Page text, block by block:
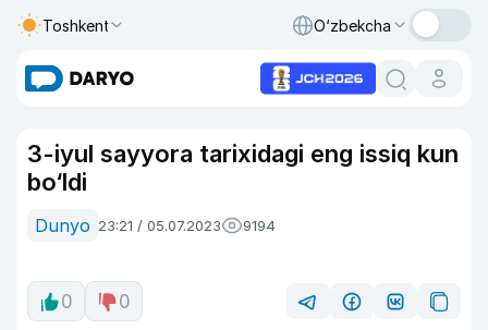
Toshkent O‘zbekcha
3-iyul sayyora tarixidagi eng issiq kun
bo‘ldi
Dunyo 23:21 / 05.07.2023 9194
0 0